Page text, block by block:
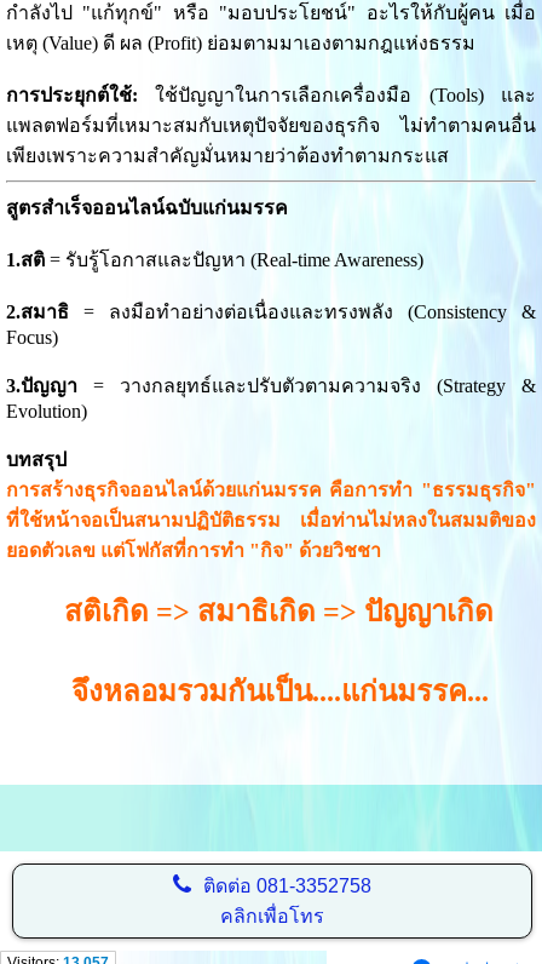
กำลังไป "แก้ทุกข์" หรือ "มอบประโยชน์" อะไรให้กับผู้คน เมื่อ
เหตุ (Value) ดี ผล (Profit) ย่อมตามมาเองตามกฎแห่งธรรม
การประยุกต์ใช้: ใช้ปัญญาในการเลือกเครื่องมือ (Tools) และ
แพลตฟอร์มที่เหมาะสมกับเหตุปัจจัยของธุรกิจ ไม่ทำตามคนอื่น
เพียงเพราะความสำคัญมั่นหมายว่าต้องทำตามกระแส
สูตรสำเร็จออนไลน์ฉบับแก่นมรรค
1.สติ= รับรู้โอกาสและปัญหา (Real-time Awareness)
2.สมาธิ= ลงมือทำอย่างต่อเนื่องและทรงพลัง (Consistency &
Focus)
3.ปัญญา= วางกลยุทธ์และปรับตัวตามความจริง (Strategy &
Evolution)
บทสรุป
การสร้างธุรกิจออนไลน์ด้วยแก่นมรรค คือการทำ "ธรรมธุรกิจ"
ที่ใช้หน้าจอเป็นสนามปฏิบัติธรรม เมื่อท่านไม่หลงในสมมติของ
ยอดตัวเลข แต่โฟกัสที่การทำ "กิจ" ด้วยวิชชา
สติเกิด => สมาธิเกิด => ปัญญาเกิด
จึงหลอมรวมกันเป็น....แก่นมรรค...
ติดต่อ 081-3352758
คลิกเพื่อโทร